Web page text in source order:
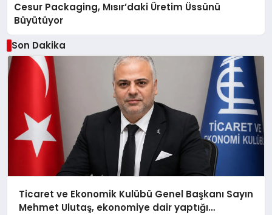
Cesur Packaging, Mısır’daki Üretim Üssünü
Büyütüyor
Son Dakika
Ticaret ve Ekonomik Kulübü Genel Başkanı Sayın
Mehmet Ulutaş, ekonomiye dair yaptığı